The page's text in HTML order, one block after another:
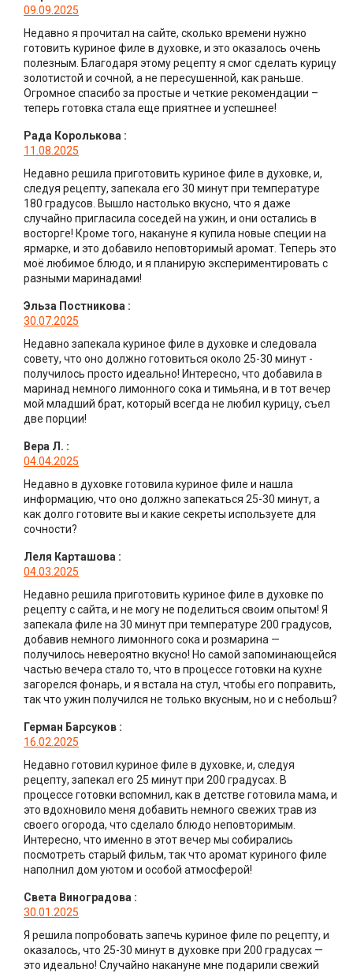
09.09.2025
Недавно я прочитал на сайте, сколько времени нужно
готовить куриное филе в духовке, и это оказалось очень
полезным. Благодаря этому рецепту я смог сделать курицу
золотистой и сочной, а не пересушенной, как раньше.
Огромное спасибо за простые и четкие рекомендации –
теперь готовка стала еще приятнее и успешнее!
Рада Королькова :
11.08.2025
Недавно решила приготовить куриное филе в духовке, и,
следуя рецепту, запекала его 30 минут при температуре
180 градусов. Вышло настолько вкусно, что я даже
случайно пригласила соседей на ужин, и они остались в
восторге! Кроме того, накануне я купила новые специи на
ярмарке, и это добавило неповторимый аромат. Теперь это
моё любимое блюдо, и я планирую экспериментировать с
разными маринадами!
Эльза Постникова :
30.07.2025
Недавно запекала куриное филе в духовке и следовала
совету, что оно должно готовиться около 25-30 минут -
получилось просто идеально! Интересно, что добавила в
маринад немного лимонного сока и тимьяна, и в тот вечер
мой младший брат, который всегда не любил курицу, съел
две порции!
Вера Л. :
04.04.2025
Недавно в духовке готовила куриное филе и нашла
информацию, что оно должно запекаться 25-30 минут, а
как долго готовите вы и какие секреты используете для
сочности?
Леля Карташова :
04.03.2025
Недавно решила приготовить куриное филе в духовке по
рецепту с сайта, и не могу не поделиться своим опытом! Я
запекала филе на 30 минут при температуре 200 градусов,
добавив немного лимонного сока и розмарина —
получилось невероятно вкусно! Но самой запоминающейся
частью вечера стало то, что в процессе готовки на кухне
загорелся фонарь, и я встала на стул, чтобы его поправить,
так что ужин получился не только вкусным, но и с небольш?
Герман Барсуков :
16.02.2025
Недавно готовил куриное филе в духовке, и, следуя
рецепту, запекал его 25 минут при 200 градусах. В
процессе готовки вспомнил, как в детстве готовила мама, и
это вдохновило меня добавить немного свежих трав из
своего огорода, что сделало блюдо неповторимым.
Интересно, что именно в этот вечер мы собирались
посмотреть старый фильм, так что аромат куриного филе
наполнил дом уютом и особой атмосферой!
Света Виноградова :
30.01.2025
Я решила попробовать запечь куриное филе по рецепту, и
оказалось, что 25-30 минут в духовке при 200 градусах —
это идеально! Случайно накануне мне подарили свежий